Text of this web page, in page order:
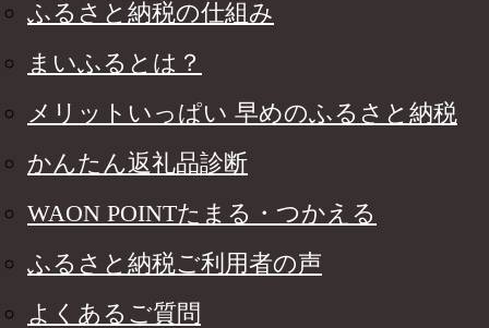
ふるさと納税の仕組み
まいふるとは？
メリットいっぱい 早めのふるさと納税
かんたん返礼品診断
WAON POINTたまる・つかえる
ふるさと納税ご利用者の声
よくあるご質問